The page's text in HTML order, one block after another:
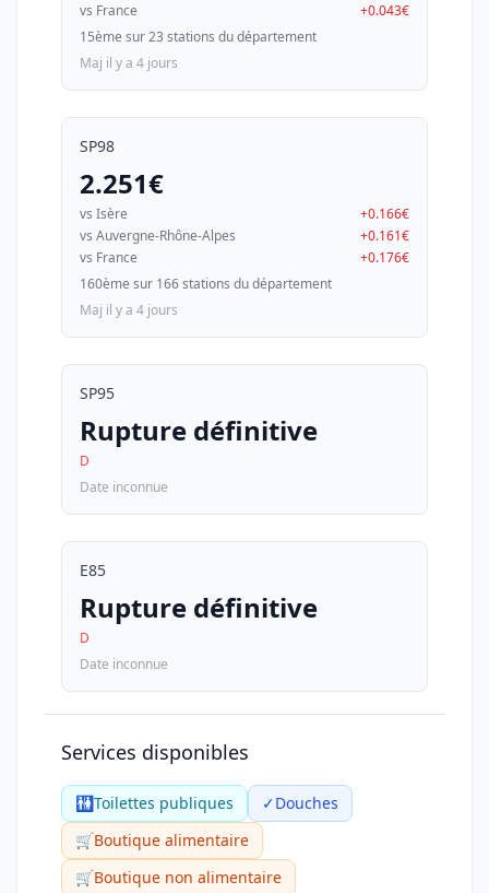
vs France
+0.043€
15ème sur 23 stations du département
Maj il y a 4 jours
SP98
2.251€
vs Isère
+0.166€
vs Auvergne-Rhône-Alpes
+0.161€
vs France
+0.176€
160ème sur 166 stations du département
Maj il y a 4 jours
SP95
Rupture définitive
D
Date inconnue
E85
Rupture définitive
D
Date inconnue
Services disponibles
🚻Toilettes publiques ✓Douches
🛒Boutique alimentaire
🛒Boutique non alimentaire